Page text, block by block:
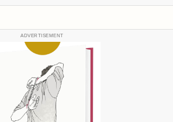
ADVERTISEMENT